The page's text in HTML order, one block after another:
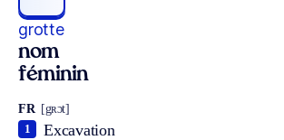
grotte
nom
féminin
FR [gʀɔt]
Excavation
1